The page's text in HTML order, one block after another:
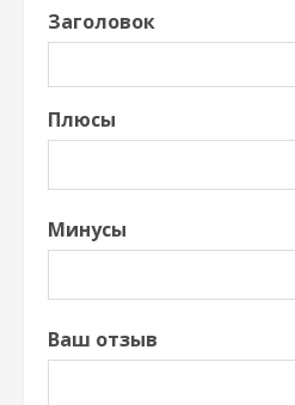
Заголовок
Плюсы
Минусы
Ваш отзыв